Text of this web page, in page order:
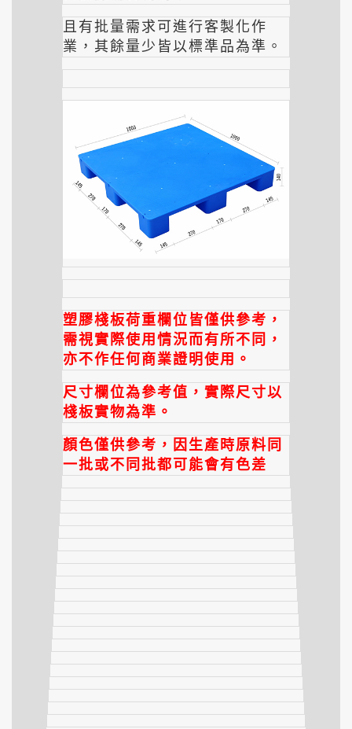
且有批量需求可進行客製化作
業，其餘量少皆以標準品為準。
塑膠棧板荷重欄位皆僅供參考，
需視實際使用情況而有所不同，
亦不作任何商業證明使用。
尺寸欄位為參考值，實際尺寸以
棧板實物為準。
顏色僅供參考，因生產時原料同
一批或不同批都可能會有色差